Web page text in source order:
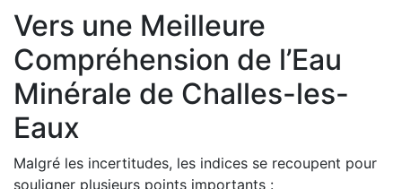
Vers une Meilleure
Compréhension de l’Eau
Minérale de Challes-les-
Eaux
Malgré les incertitudes, les indices se recoupent pour
souligner plusieurs points importants :